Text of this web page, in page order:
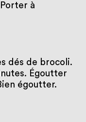
à
dés de brocoli.
Égoutter
égoutter.